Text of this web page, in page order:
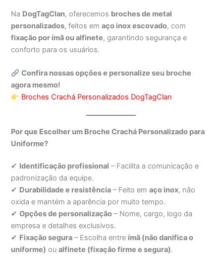
Na DogTagClan, oferecemos broches de metal
personalizados, feitos emaço inox escovado, com
fixação por ímã ou alfinete, garantindo segurança e
conforto para os usuários.
Confira nossas opções e personalize seu broche
agora mesmo!
Broches Crachá Personalizados DogTagClan
Por que Escolher um Broche Crachá Personalizado para
Uniforme?
✔ Identificação profissional – Facilita a comunicação e
padronização da equipe.
✔ Durabilidade e resistência – Feito emaço inox, não
oxida e mantém a aparência por muito tempo.
✔Opções de personalização – Nome, cargo, logo da
empresa e detalhes exclusivos.
✔ Fixação segura – Escolha entre ímã (não danifica o
uniforme) oualfinete (fixação firme e segura).